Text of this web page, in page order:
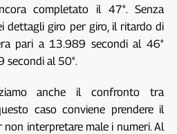
completato il 47°. Senza
dettagli giro per giro, il ritardo di
pari a 13.989 secondi al 46°
secondi al 50°.
anche il confronto tra
caso conviene prendere il
non interpretare male i numeri. Al